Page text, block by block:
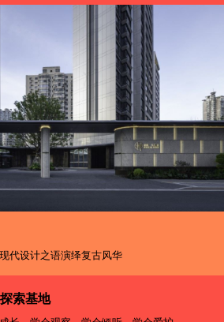
代设计之语演绎复古风华